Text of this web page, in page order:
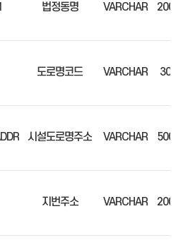
법정동명 VARCHAR 200
도로명코드 VARCHAR 30
시설도로명주소 VARCHAR 500
지번주소 VARCHAR 200